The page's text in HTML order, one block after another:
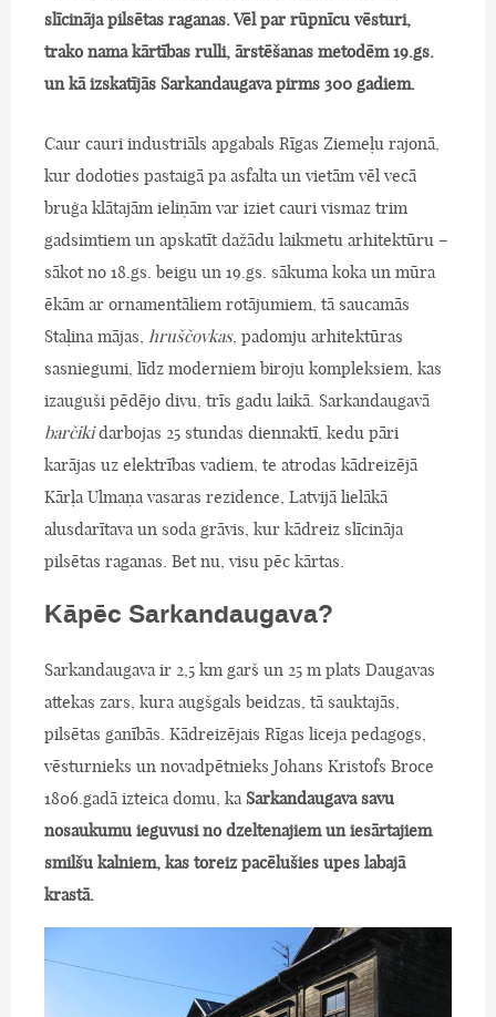
slīcināja pilsētas raganas. Vēl par rūpnīcu vēsturi,
trako nama kārtības rulli, ārstēšanas metodēm 19.gs.
un kā izskatījās Sarkandaugava pirms 300 gadiem.
Caur cauri industriāls apgabals Rīgas Ziemeļu rajonā,
kur dodoties pastaigā pa asfalta un vietām vēl vecā
bruģa klātajām ieliņām var iziet cauri vismaz trim
gadsimtiem un apskatīt dažādu laikmetu arhitektūru –
sākot no 18.gs. beigu un 19.gs. sākuma koka un mūra
ēkām ar ornamentāliem rotājumiem, tā saucamās
Staļina mājas, hruščovkas, padomju arhitektūras
sasniegumi, līdz moderniem biroju kompleksiem, kas
izauguši pēdējo divu, trīs gadu laikā. Sarkandaugavā
barčikidarbojas 25 stundas diennaktī, kedu pāri
karājas uz elektrības vadiem, te atrodas kādreizējā
Kārļa Ulmaņa vasaras rezidence, Latvijā lielākā
alusdarītava un soda grāvis, kur kādreiz slīcināja
pilsētas raganas. Bet nu, visu pēc kārtas.
Kāpēc Sarkandaugava?
Sarkandaugava ir 2,5 km garš un 25 m plats Daugavas
attekas zars, kura augšgals beidzas, tā sauktajās,
pilsētas ganībās. Kādreizējais Rīgas liceja pedagogs,
vēsturnieks un novadpētnieks Johans Kristofs Broce
1806.gadā izteica domu, ka Sarkandaugava savu
nosaukumu ieguvusi no dzeltenajiem un iesārtajiem
smilšu kalniem, kas toreiz pacēlušies upes labajā
krastā.